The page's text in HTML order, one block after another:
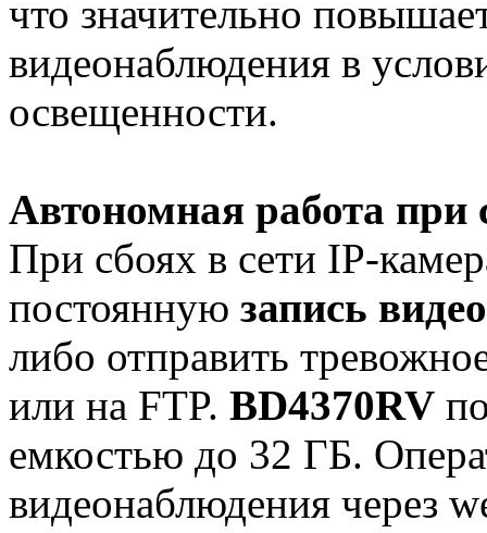
что значительно
видеонаблюдения в
освещенности.
Автономная работа при
При сбоях в сети IP-
постоянную запись
либо отправить
или на FTP. BD4370RV
емкостью до 32 ГБ.
видеонаблюдения через